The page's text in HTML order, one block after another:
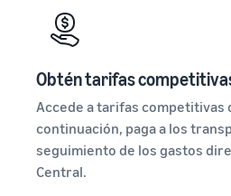
Obtén tarifas
Accede a tarifas
continuación, paga a los
seguimiento de los gastos
Central.